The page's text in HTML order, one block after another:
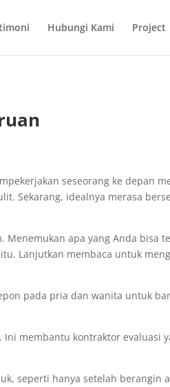
Hubungi Kami Project
seseorang ke depan
Sekarang, idealnya merasa
apa yang Anda bisa
Lanjutkan membaca untuk
pada pria dan wanita untuk
membantu kontraktor evaluasi
seperti hanya setelah berangin